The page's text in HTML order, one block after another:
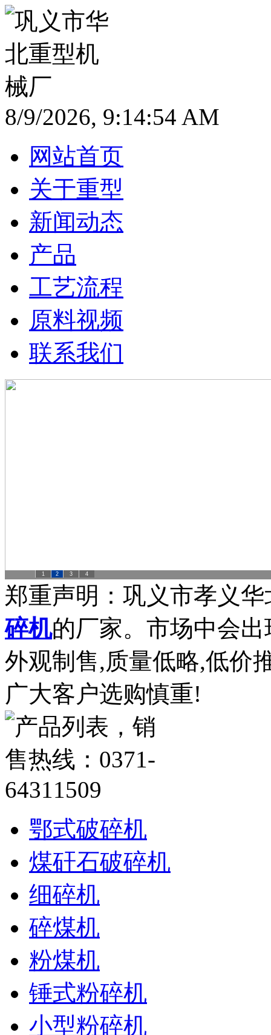
8/9/2026, 9:14:55 AM
网站首页
关于重型
新闻动态
产品
工艺流程
原料视频
联系我们
1 2 3 4
郑重声明：巩义市孝义
碎机的厂家。市场中会
外观制售,质量低略,低价
广大客户选购慎重!
鄂式破碎机
煤矸石破碎机
细碎机
碎煤机
粉煤机
锤式粉碎机
小型粉碎机